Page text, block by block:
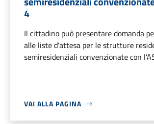
4
Il cittadino può presentare domanda
alle liste d'attesa per le strutture
semiresidenziali convenzionate con
VAI ALLA PAGINA